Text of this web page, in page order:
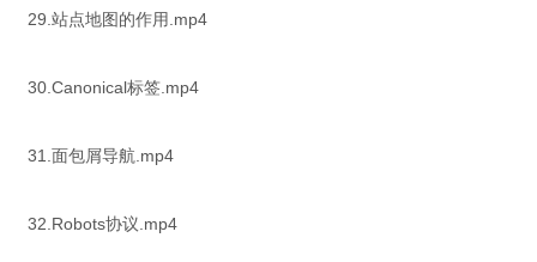
29.站点地图的作用.mp4
30.Canonical标签.mp4
31.面包屑导航.mp4
32.Robots协议.mp4